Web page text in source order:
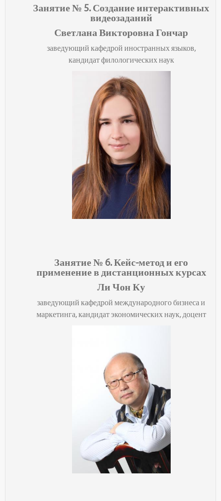
Занятие № 5. Создание интерактивных
видеозаданий
Светлана Викторовна Гончар
заведующий кафедрой иностранных языков,
кандидат филологических наук
Занятие № 6.Кейс-метод и его
применение в дистанционных курсах
Ли Чон Ку
заведующий кафедрой международного бизнеса и
маркетинга, кандидат экономических наук, доцент